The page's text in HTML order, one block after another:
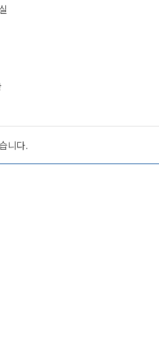
니다.